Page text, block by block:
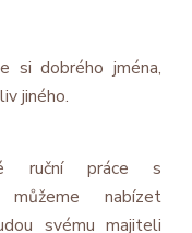
si dobrého jména,
jiného.
ruční práce s
můžeme nabízet
svému majiteli